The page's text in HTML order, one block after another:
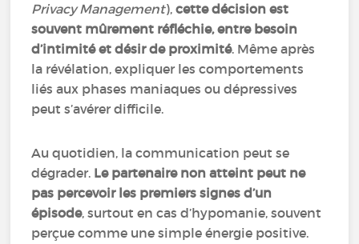
Privacy Management),cette décision est
souvent mûrement réfléchie, entre besoin
d’intimité et désir de proximité. Même après
la révélation, expliquer les comportements
liés aux phases maniaques ou dépressives
peut s’avérer difficile.
Au quotidien, la communication peut se
dégrader. Le partenaire non atteint peut ne
pas percevoir les premiers signes d’un
épisode, surtout en cas d’hypomanie, souvent
perçue comme une simple énergie positive.